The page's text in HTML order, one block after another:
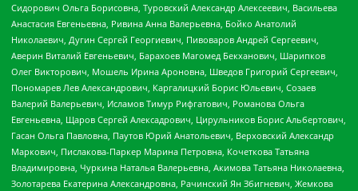
Сидорович Ольга Борисовна, Туровский Александр Алексеевич, Васильева
Анастасия Евгеньевна, Ривина Анна Валерьевна, Бойко Анатолий
Николаевич, Дугин Сергей Георгиевич, Пивоваров Андрей Сергеевич,
Аверин Виталий Евгеньевич, Барахоев Магомед Бекханович, Шарипков
Олег Викторович, Мошель Ирина Ароновна, Шведов Григорий Сергеевич,
Пономарев Лев Александрович, Каргалицкий Борис Юльевич, Созаев
Валерий Валерьевич, Исламов Тимур Рифгатович, Романова Ольга
Евгеньевна, Щаров Сергей Алексадрович, Цирульников Борис Альбертович,
Гасан Ольга Павловна, Паутов Юрий Анатольевич, Верховский Александр
Маркович, Пислакова-Паркер Марина Петровна, Кочеткова Татьяна
Владимировна, Чуркина Наталья Валерьевна, Акимова Татьяна Николаевна,
Золотарева Екатерина Александровна, Рачинский Ян Збигневич, Жемкова